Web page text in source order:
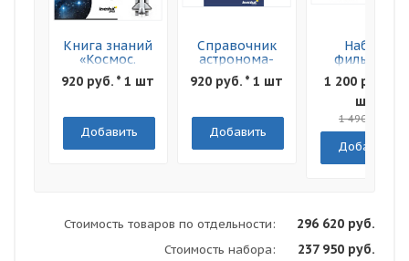
Книга знаний
«Космос.
Непустая
пустота»
обложка
920 руб. * 1 шт
Добавить
Справочник
астронома-
любителя
"Увидеть все!"
920 руб. * 1 шт
Добавить
Набор
фильтров
Levenhuk F2
Луна и Марс
1 200 руб. * 1
шт
1 490 руб.
Добавить
Стоимость товаров по отдельности: 296 620 руб.
Стоимость набора: 237 950 руб.